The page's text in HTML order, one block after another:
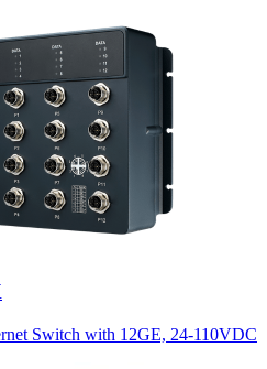
Switch with 12GE, 24-110VDC